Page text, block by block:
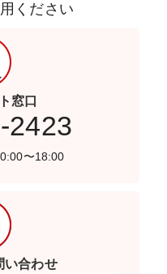
ください
窓口
2423
〜18:00
い合わせ